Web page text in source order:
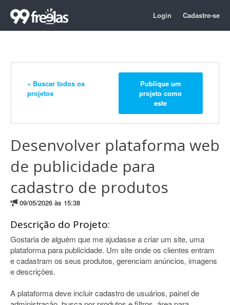
Login Cadastre-se
« Buscar todos os
projetos
Publique um
projeto como
este
Desenvolver plataforma web
de publicidade para
cadastro de produtos
09/05/2026 às 15:38
Descrição do Projeto:
Gostaria de alguém que me ajudasse a criar um site, uma
plataforma para publicidade. Um site onde os clientes entram
e cadastram os seus produtos, gerenciam anúncios, imagens
e descrições.
A plataforma deve incluir cadastro de usuários, painel de